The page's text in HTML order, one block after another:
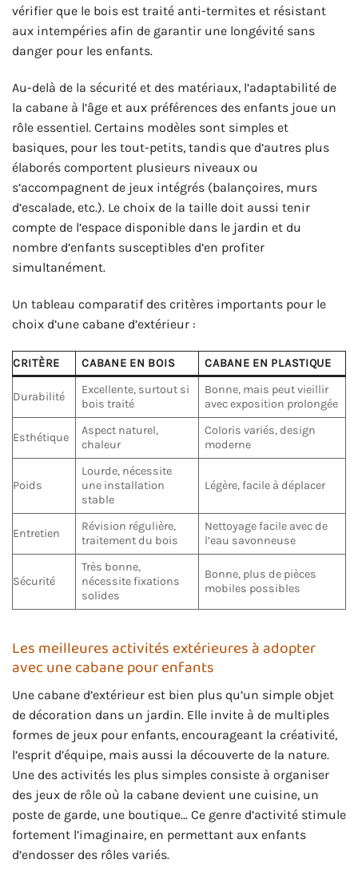
vérifier que le bois est traité anti-termites et résistant
aux intempéries afin de garantir une longévité sans
danger pour les enfants.
Au-delà de la sécurité et des matériaux, l’adaptabilité de
la cabane à l’âge et aux préférences des enfants joue un
rôle essentiel. Certains modèles sont simples et
basiques, pour les tout-petits, tandis que d’autres plus
élaborés comportent plusieurs niveaux ou
s’accompagnent de jeux intégrés (balançoires, murs
d’escalade, etc.). Le choix de la taille doit aussi tenir
compte de l’espace disponible dans le jardin et du
nombre d’enfants susceptibles d’en profiter
simultanément.
Un tableau comparatif des critères importants pour le
choix d’une cabane d’extérieur :
CRITÈRE CABANE EN BOIS CABANE EN PLASTIQUE
Durabilité
Excellente, surtout si
bois traité
Bonne, mais peut vieillir
avec exposition prolongée
Esthétique
Aspect naturel,
chaleur
Coloris variés, design
moderne
Poids
Lourde, nécessite
une installation
stable
Légère, facile à déplacer
Entretien
Révision régulière,
traitement du bois
Nettoyage facile avec de
l’eau savonneuse
Sécurité
Très bonne,
nécessite fixations
solides
Bonne, plus de pièces
mobiles possibles
Les meilleures activités extérieures à adopter
avec une cabane pour enfants
Une cabane d’extérieur est bien plus qu’un simple objet
de décoration dans un jardin. Elle invite à de multiples
formes de jeux pour enfants, encourageant la créativité,
l’esprit d’équipe, mais aussi la découverte de la nature.
Une des activités les plus simples consiste à organiser
des jeux de rôle où la cabane devient une cuisine, un
poste de garde, une boutique… Ce genre d’activité stimule
fortement l’imaginaire, en permettant aux enfants
d’endosser des rôles variés.